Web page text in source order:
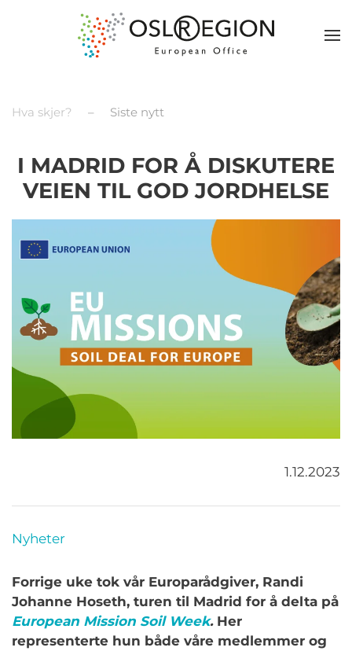
Hva skjer? Siste nytt
I MADRID FOR Å DISKUTERE
VEIEN TIL GOD JORDHELSE
1.12.2023
Nyheter
Forrige uke tok vår Europarådgiver, Randi
Johanne Hoseth, turen til Madrid for å delta på
European Mission Soil Week.Her
representerte hun både våre medlemmer og